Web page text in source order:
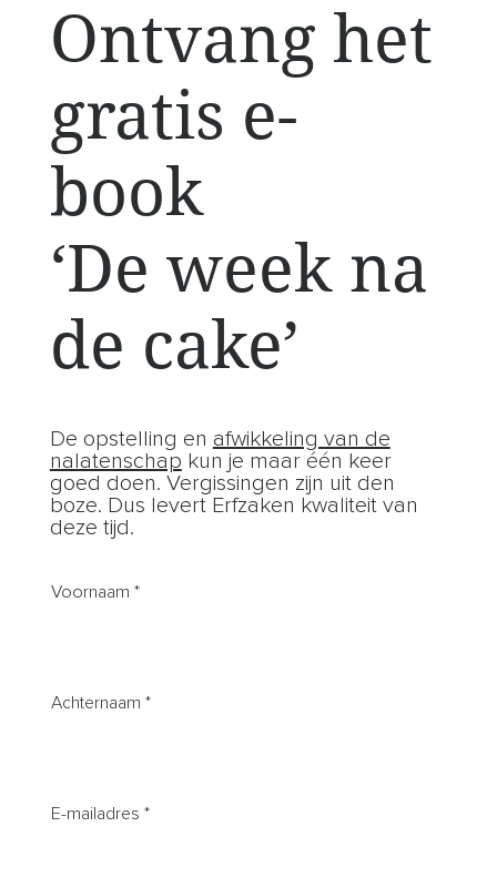
Ontvang het
gratis e-
book
‘De week na
de cake’
De opstelling en afwikkeling van de
nalatenschap kun je maar één keer
goed doen. Vergissingen zijn uit den
boze. Dus levert Erfzaken kwaliteit van
deze tijd.
Voornaam
Achternaam
E-mailadres